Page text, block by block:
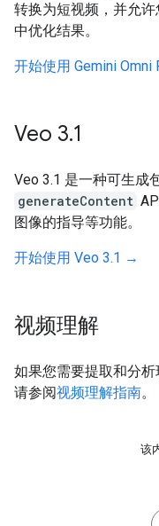
转换为短视频，并允
中优化结果。
开始使用 Gemini Omni
Veo 3.1
Veo 3.1 是一种可生成
generateContent
图像的指导等功能。
开始使用 Veo 3.1 →
视频理解
如果您需要提取和分
请参阅视频理解指南。
该